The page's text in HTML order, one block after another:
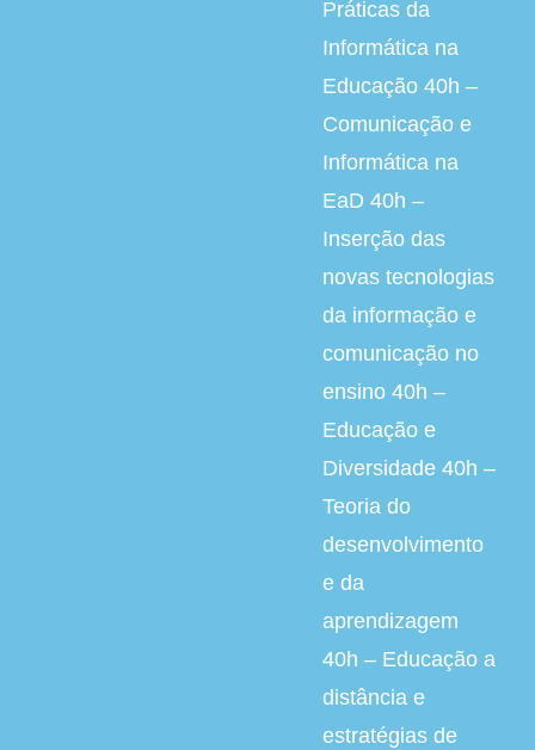
Práticas da
Informática na
Educação 40h –
Comunicação e
Informática na
EaD 40h –
Inserção das
novas tecnologias
da informação e
comunicação no
ensino 40h –
Educação e
Diversidade 40h –
Teoria do
desenvolvimento
e da
aprendizagem
40h – Educação a
distância e
estratégias de